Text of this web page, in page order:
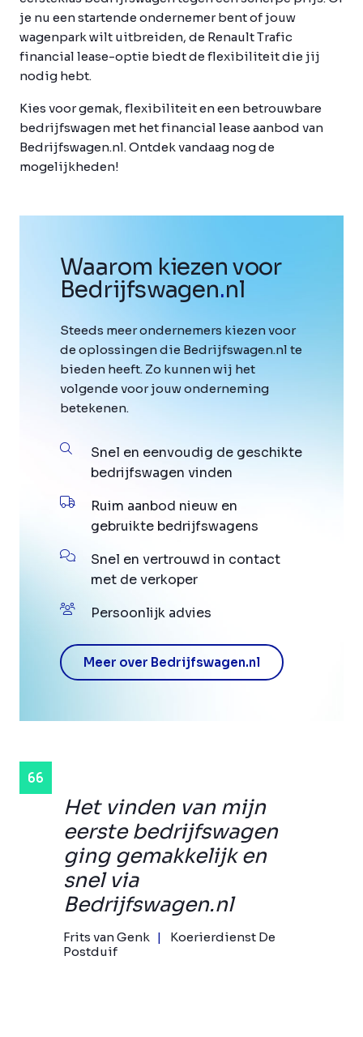
je nu een startende ondernemer bent of jouw
wagenpark wilt uitbreiden, de Renault Trafic
financial lease-optie biedt de flexibiliteit die jij
nodig hebt.
Kies voor gemak, flexibiliteit en een betrouwbare
bedrijfswagen met het financial lease aanbod van
Bedrijfswagen.nl. Ontdek vandaag nog de
mogelijkheden!
Het vinden van mijn
eerste bedrijfswagen
ging gemakkelijk en
snel via
Bedrijfswagen.nl
Frits van Genk
Koerierdienst De
Postduif
Waarom kiezen voor
Bedrijfswagen.nl
Steeds meer ondernemers kiezen voor
de oplossingen die Bedrijfswagen.nl te
bieden heeft. Zo kunnen wij het
volgende voor jouw onderneming
betekenen.
Snel en eenvoudig de geschikte
bedrijfswagen vinden
Ruim aanbod nieuw en
gebruikte bedrijfswagens
Snel en vertrouwd in contact
met de verkoper
Persoonlijk advies
Meer over Bedrijfswagen.nl